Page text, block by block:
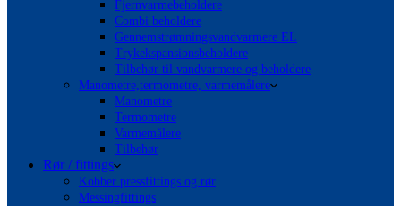
Fjernvarmebeholdere
Combi beholdere
Gennemstrømningsvandvarmere EL
Trykekspansionsbeholdere
Tilbehør til vandvarmere og beholdere
Manometre,termometre, varmemålere
Manometre
Termometre
Varmemålere
Tilbehør
Rør / fittings
Kobber pressfittings og rør
Messingfittings